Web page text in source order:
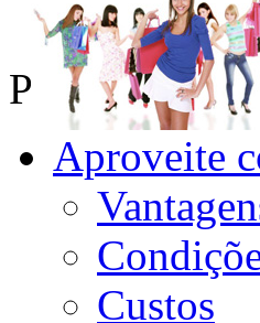
Para on-line
Aproveite
Custos